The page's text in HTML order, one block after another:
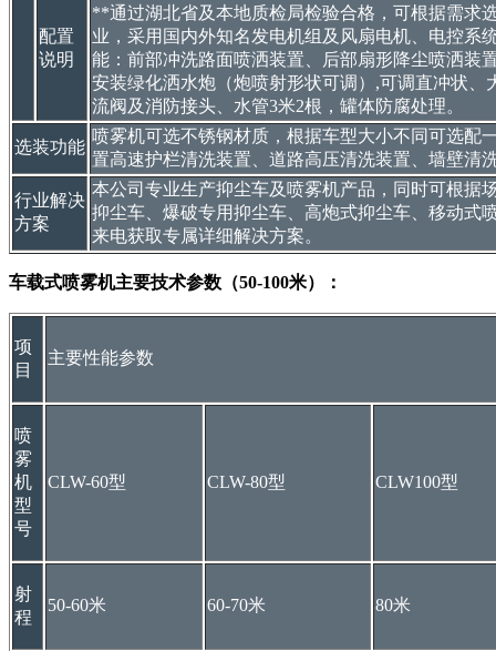
配置
说明
**通过湖北省及本地质检局检验合格，可根据需求
业，采用国内外知名发电机组及风扇电机、电控系
能：前部冲洗路面喷洒装置、后部扇形降尘喷洒装
安装绿化洒水炮（炮喷射形状可调）,可调直冲状
流阀及消防接头、水管3米2根，罐体防腐处理。
选装功能
喷雾机可选不锈钢材质，根据车型大小不同可选配
置高速护栏清洗装置、道路高压清洗装置、墙壁清
行业解决
方案
本公司专业生产抑尘车及喷雾机产品，同时可根据
抑尘车、爆破专用抑尘车、高炮式抑尘车、移动式
来电获取专属详细解决方案。
车载式喷雾机主要技术参数（50-100米）：
项
目
主要性能参数
喷
雾
机
型
号
CLW-60型 CLW-80型 CLW100型
射
程
50-60米 60-70米 80米